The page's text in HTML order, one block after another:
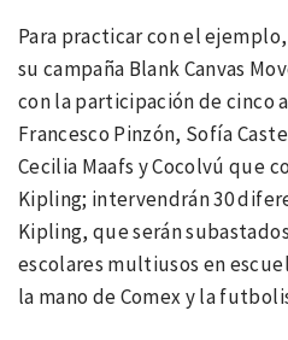
Para practicar con el
su campaña Blank Canvas
con la participación de cinco
Francesco Pinzón, Sofía
Cecilia Maafs y Cocolvú que
Kipling; intervendrán 30
Kipling, que serán
escolares multiusos en
la mano de Comex y la